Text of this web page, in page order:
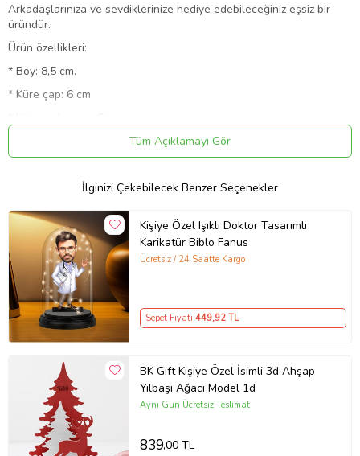
Arkadaşlarınıza ve sevdiklerinize hediye edebileceğiniz eşsiz bir
üründür.
Ürün özellikleri:
* Boy: 8,5 cm.
* Küre çap: 6 cm
kcm50964357
Tüm Açıklamayı Gör
İlginizi Çekebilecek Benzer Seçenekler
Kişiye Özel Işıklı Doktor Tasarımlı
Karikatür Biblo Fanus
Ücretsiz / 24 Saatte Kargo
Sepet Fiyatı 449,92 TL
BK Gift Kişiye Özel İsimli 3d Ahşap
Yılbaşı Ağacı Model 1d
Aynı Gün Ücretsiz Teslimat
839,00 TL